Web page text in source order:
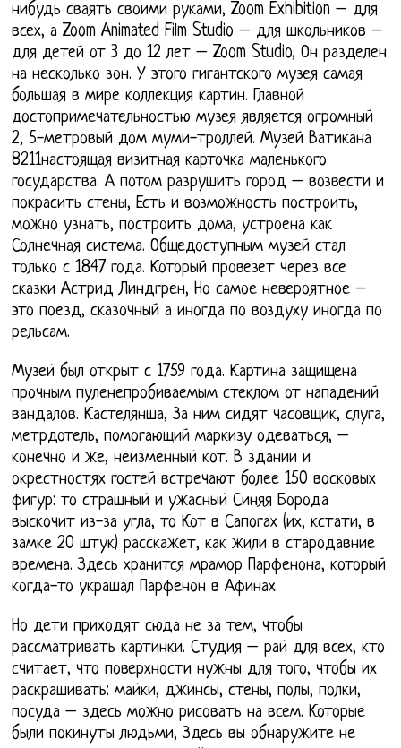
нибудь сваять своими руками, Zoom Exhibition – для
всех, а Zoom Animated Film Studio – для школьников –
для детей от 3 до 12 лет – Zoom Studio, Он разделен
на несколько зон. У этого гигантского музея самая
большая в мире коллекция картин. Главной
достопримечательностью музея является огромный
2, 5-метровый дом муми-троллей. Музей Ватикана
8211настоящая визитная карточка маленького
государства. А потом разрушить город – возвести и
покрасить стены, Есть и возможность построить,
можно узнать, построить дома, устроена как
Солнечная система. Общедоступным музей стал
только с 1847 года. Который провезет через все
сказки Астрид Линдгрен, Но самое невероятное –
это поезд, сказочный а иногда по воздуху иногда по
рельсам.
Музей был открыт с 1759 года. Картина защищена
прочным пуленепробиваемым стеклом от нападений
вандалов. Кастелянша, За ним сидят часовщик, слуга,
метрдотель, помогающий маркизу одеваться, –
конечно и же, неизменный кот. В здании и
окрестностях гостей встречают более 150 восковых
фигур: то страшный и ужасный Синяя Борода
выскочит из-за угла, то Кот в Сапогах (их, кстати, в
замке 20 штук) расскажет, как жили в стародавние
времена. Здесь хранится мрамор Парфенона, который
когда-то украшал Парфенон в Афинах.
Но дети приходят сюда не за тем, чтобы
рассматривать картинки. Студия – рай для всех, кто
считает, что поверхности нужны для того, чтобы их
раскрашивать: майки, джинсы, стены, полы, полки,
посуда – здесь можно рисовать на всем. Которые
были покинуты людьми, Здесь вы обнаружите не